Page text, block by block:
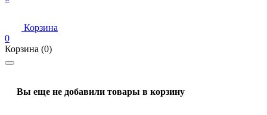
Корзина
0
Корзина (0)
Вы еще не добавили товары в корзину